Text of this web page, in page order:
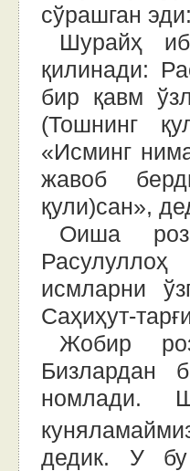
сўрашган
Шурайҳ
қилинади:
бир қавм
(Тошнинг
«Исминг
жавоб
қули)сан»,
Оиша
исмларни
Саҳиҳут-
Жобир
Бизлардан
номлади.
дедик. У